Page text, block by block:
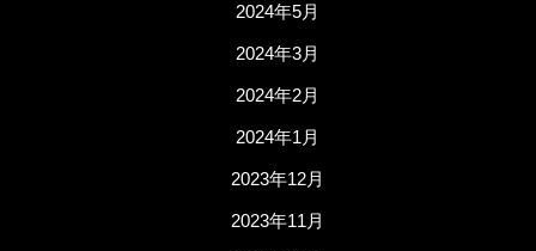
2024年5月
2024年3月
2024年2月
2024年1月
2023年12月
2023年11月